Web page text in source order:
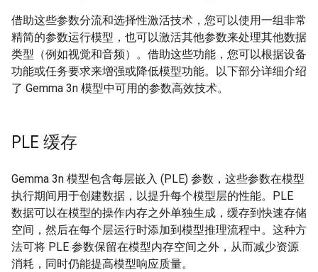
借助这些参数分流和选择性激活技术，您可以使用一组非常
精简的参数运行模型，也可以激活其他参数来处理其他数据
类型（例如视觉和音频）。借助这些功能，您可以根据设备
功能或任务要求来增强或降低模型功能。以下部分详细介绍
了 Gemma 3n 模型中可用的参数高效技术。
PLE 缓存
Gemma 3n 模型包含每层嵌入 (PLE) 参数，这些参数在模型
执行期间用于创建数据，以提升每个模型层的性能。PLE
数据可以在模型的操作内存之外单独生成，缓存到快速存储
空间，然后在每个层运行时添加到模型推理流程中。这种方
法可将 PLE 参数保留在模型内存空间之外，从而减少资源
消耗，同时仍能提高模型响应质量。